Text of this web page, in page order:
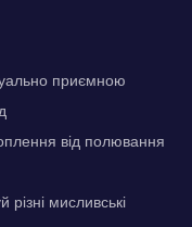
приємною
від полювання
мисливські